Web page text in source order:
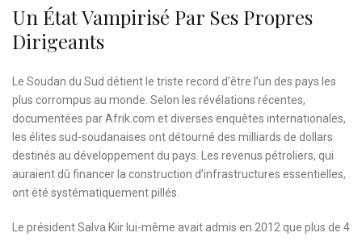
Un État Vampirisé Par Ses Propres
Dirigeants
Le Soudan du Sud détient le triste record d’être l’un des pays les
plus corrompus au monde. Selon les révélations récentes,
documentées par Afrik.com et diverses enquêtes internationales,
les élites sud-soudanaises ont détourné des milliards de dollars
destinés au développement du pays. Les revenus pétroliers, qui
auraient dû financer la construction d’infrastructures essentielles,
ont été systématiquement pillés.
Le président Salva Kiir lui-même avait admis en 2012 que plus de 4